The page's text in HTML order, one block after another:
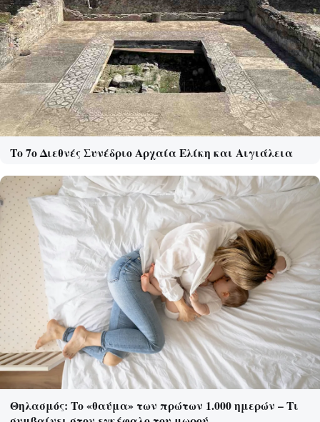
Το 7ο Διεθνές Συνέδριο Αρχαία Ελίκη και Αιγιάλεια
Θηλασμός: Το «θαύμα» των πρώτων 1.000 ημερών – Τι